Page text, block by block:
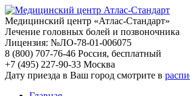
Медицинский центр «Атлас-Стандарт»
Лечение головных болей и позвоночника
Лицензия: №ЛО-78-01-006075
8 (800) 707-76-46 Россия, бесплатный
+7 (495) 227-90-33 Москва
Дату приезда в Ваш город смотрите в